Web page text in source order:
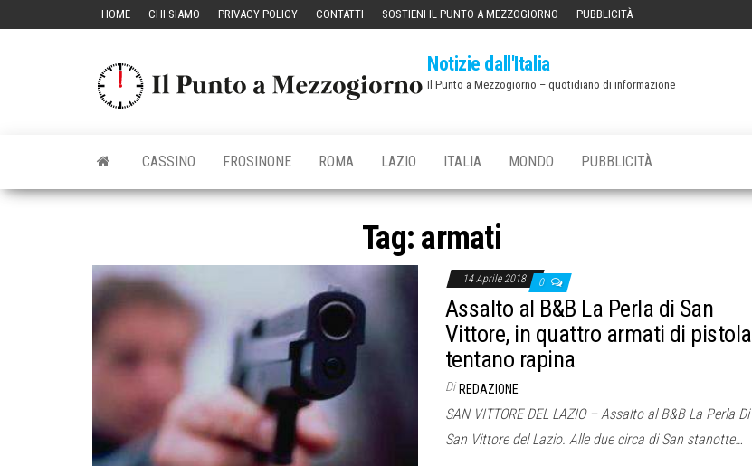
HOME CHI SIAMO PRIVACY POLICY CONTATTI SOSTIENI IL PUNTO A MEZZOGIORNO PUBBLICITÀ
Notizie dall'Italia
Il Punto a Mezzogiorno – quotidiano di informazione
CASSINO FROSINONE ROMA LAZIO ITALIA MONDO PUBBLICITÀ
Tag: armati
14 Aprile 2018 0
Assalto al B&B La Perla di San
Vittore, in quattro armati di pistola
tentano rapina
Di REDAZIONE
SAN VITTORE DEL LAZIO – Assalto al B&B La Perla Di
San Vittore del Lazio. Alle due circa di San stanotte…